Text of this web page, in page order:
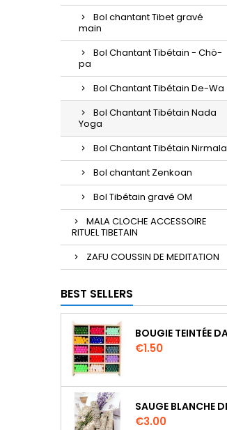
Bol chantant Tibet gravé
main
Bol Chantant Tibétain - Chö-
pa
Bol Chantant Tibétain De-Wa
Bol Chantant Tibétain Nada
Yoga
Bol Chantant Tibétain Nirmala
Bol chantant Zenkoan
Bol Tibétain gravé OM
MALA CLOCHE ACCESSOIRE
RITUEL TIBETAIN
ZAFU COUSSIN DE MEDITATION
BEST SELLERS
Price
€1.50
Price
€3.00